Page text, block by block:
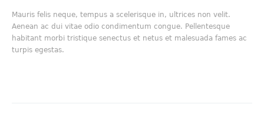
Mauris felis neque, tempus a scelerisque in, ultrices non velit.
Aenean ac dui vitae odio condimentum congue. Pellentesque
habitant morbi tristique senectus et netus et malesuada fames ac
turpis egestas.